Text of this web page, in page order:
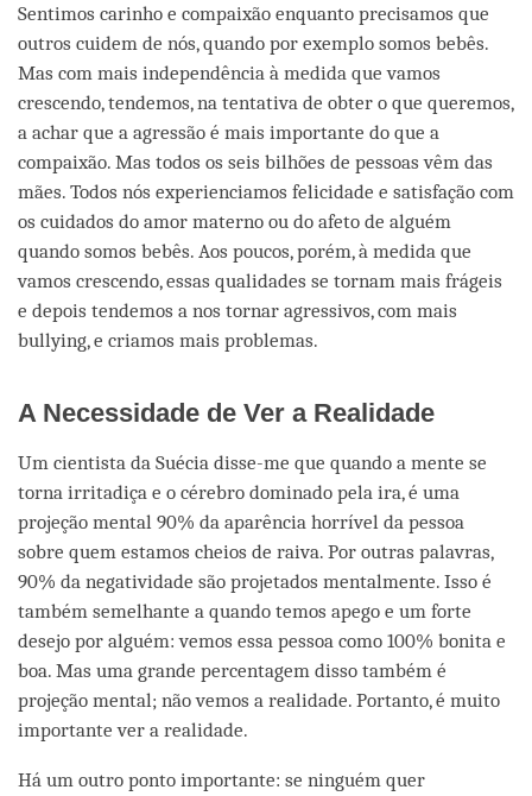
Sentimos carinho e compaixão enquanto precisamos que
outros cuidem de nós, quando por exemplo somos bebês.
Mas com mais independência à medida que vamos
crescendo, tendemos, na tentativa de obter o que queremos,
a achar que a agressão é mais importante do que a
compaixão. Mas todos os seis bilhões de pessoas vêm das
mães. Todos nós experienciamos felicidade e satisfação com
os cuidados do amor materno ou do afeto de alguém
quando somos bebês. Aos poucos, porém, à medida que
vamos crescendo, essas qualidades se tornam mais frágeis
e depois tendemos a nos tornar agressivos, com mais
bullying, e criamos mais problemas.
A Necessidade de Ver a Realidade
Um cientista da Suécia disse-me que quando a mente se
torna irritadiça e o cérebro dominado pela ira, é uma
projeção mental 90% da aparência horrível da pessoa
sobre quem estamos cheios de raiva. Por outras palavras,
90% da negatividade são projetados mentalmente. Isso é
também semelhante a quando temos apego e um forte
desejo por alguém: vemos essa pessoa como 100% bonita e
boa. Mas uma grande percentagem disso também é
projeção mental; não vemos a realidade. Portanto, é muito
importante ver a realidade.
Há um outro ponto importante: se ninguém quer